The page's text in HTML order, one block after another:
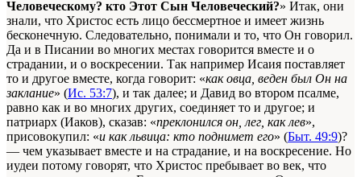
Человеческому? кто Этот Сын Человеческий?» Итак, они
знали, что Христос есть лицо бессмертное и имеет жизнь
бесконечную. Следовательно, понимали и то, что Он говорил.
Да и в Писании во многих местах говорится вместе и о
страдании, и о воскресении. Так например Исаия поставляет
то и другое вместе, когда говорит: «как овца, веден был Он на
заклание» (Ис. 53:7), и так далее; и Давид во втором псалме,
равно как и во многих других, соединяет то и другое; и
патриарх (Иаков), сказав: «преклонился он, лег, как лев»,
присовокупил: «и как львица: кто поднимет его» (Быт. 49:9)?
— чем указывает вместе и на страдание, и на воскресение. Но
иудеи потому говорят, что Христос пребывает во век, что